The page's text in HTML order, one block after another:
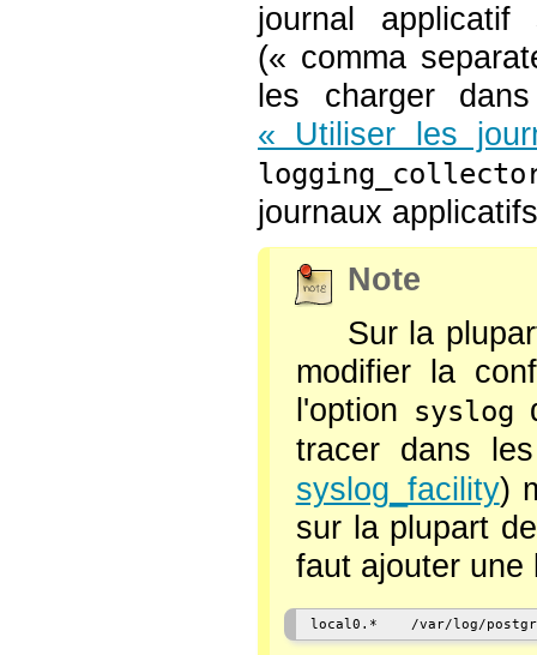
journal
(« comma
les charger
« Utiliser les
journaux
Note
Sur la
modifier la
l'option syslog
tracer dans
syslog_facility)
sur la plupart
faut ajouter une